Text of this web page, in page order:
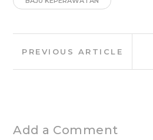
navigation
PREVIOUS ARTICLE
Add a Comment